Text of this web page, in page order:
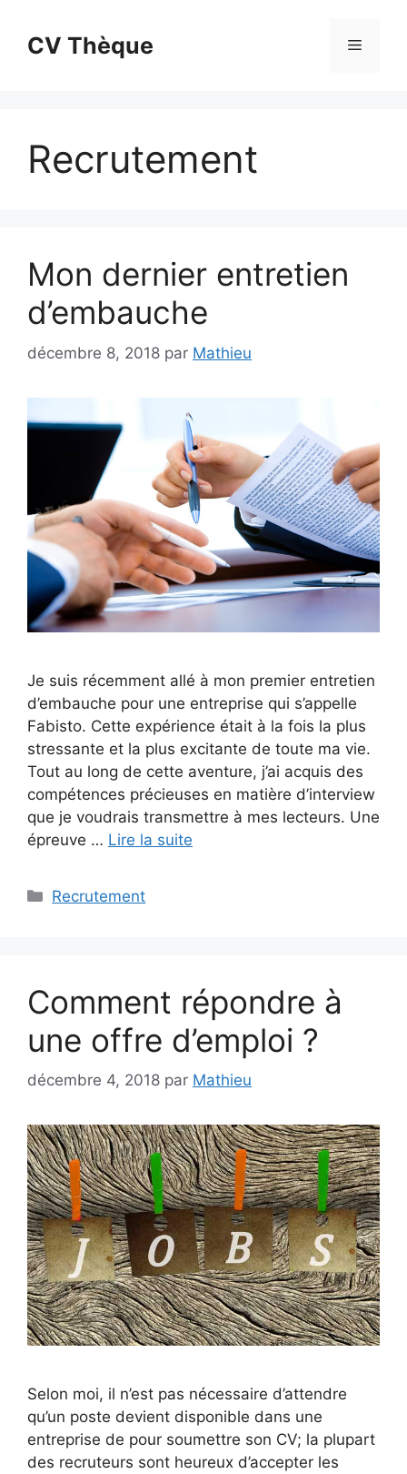
contenuCV Thèque Menu
Recrutement
Mon dernier entretien
d’embauche
décembre 8, 2018 par Mathieu
Je suis récemment allé à mon premier entretien
d’embauche pour une entreprise qui s’appelle
Fabisto. Cette expérience était à la fois la plus
stressante et la plus excitante de toute ma vie.
Tout au long de cette aventure, j’ai acquis des
compétences précieuses en matière d’interview
que je voudrais transmettre à mes lecteurs. Une
épreuve … Lire la suite
Catégories
Recrutement
Comment répondre à
une offre d’emploi ?
décembre 4, 2018 par Mathieu
Selon moi, il n’est pas nécessaire d’attendre
qu’un poste devient disponible dans une
entreprise de pour soumettre son CV; la plupart
des recruteurs sont heureux d’accepter les